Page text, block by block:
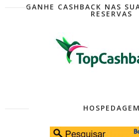
GANHE CASHBACK NAS
RESERVAS
HOSPEDAGEM